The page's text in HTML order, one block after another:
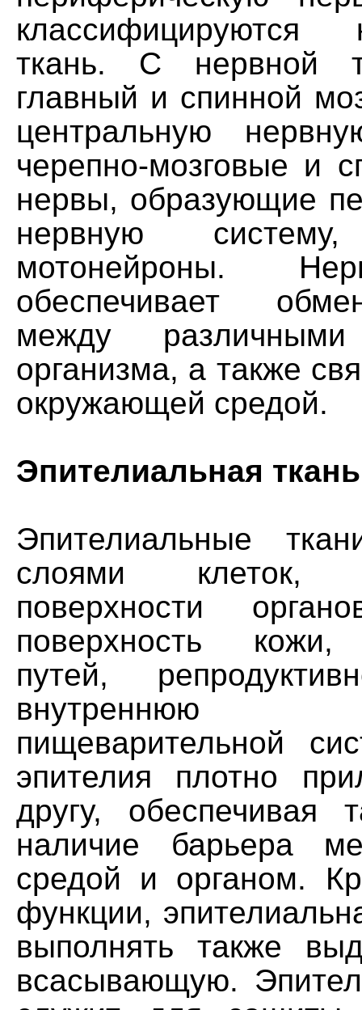
ткань. С нервной
главный и спинной
центральную
черепно-мозговые и
нервы, образующие
нервную
мотонейроны.
обеспечивает
между различными
организма, а также
окружающей средой.
Эпителиальная ткань
Эпителиальные
слоями клеток,
поверхности
поверхность кожи,
путей,
внутреннюю
пищеварительной
эпителия плотно
другу, обеспечивая
наличие барьера
средой и органом.
функции,
выполнять также
всасывающую.